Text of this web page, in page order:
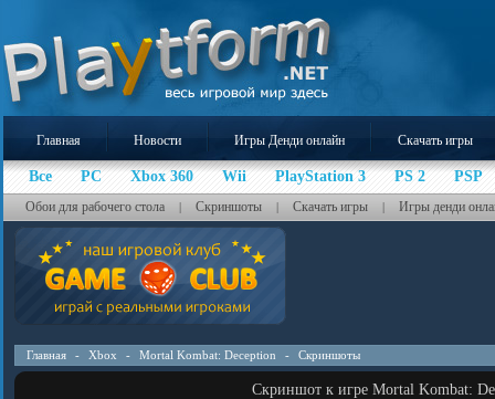
Главная Новости Игры Денди онлайн Скачать игры
Все PC Xbox 360 Wii PlayStation 3 PS 2 PSP
Обои для рабочего стола | Скриншоты | Скачать игры | Игры денди
Главная - Xbox - Mortal Kombat: Deception - Скриншоты
Скриншот к игре Mortal Kombat: